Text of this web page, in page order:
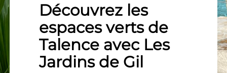
Découvrez les
espaces verts de
Talence avec Les
Jardins de Gil